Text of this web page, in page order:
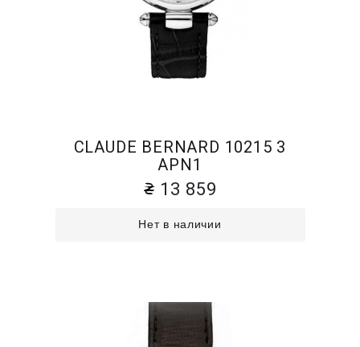
CLAUDE BERNARD 10215 3
APN1
13 859
Нет в наличии